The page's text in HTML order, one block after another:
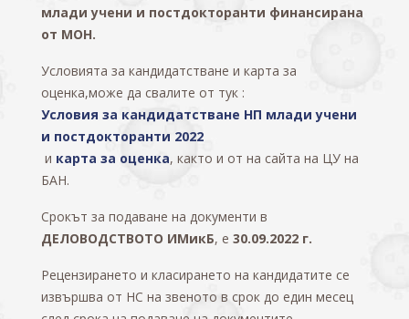
млади учени и постдокторанти финансирана
от МОН.
Условията за кандидатстване и карта за
оценка,може да свалите от тук :
Условия за кандидатстване НП млади учени
и постдокторанти 2022
и карта за оценка, както и от на сайта на ЦУ на
БАН.
Срокът за подаване на документи в
ДЕЛОВОДСТВОТО ИМикБ, е 30.09.2022 г.
Рецензирането и класирането на кандидатите се
извършва от НС на звеното в срок до един месец